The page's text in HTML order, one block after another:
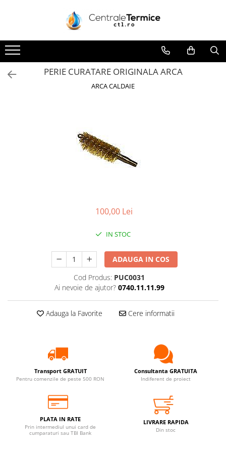
Toate Produsele
CONTAINERE SI CADRE MODULARE
CENTRALE TERMICE
GAZ CONDENSATIE
CAZANE LEMNE CU GAZEIFICARE
POMPE DE CALDURA AER-APA
POMPE DE CALDURA SOL-APA
AUTOMATIZARI
CU CONTROL PRIN INTERNET
AER CONDITIONAT SI CLIMATIZARE
PIESE DE SCHIMB
CUTII DISTRIBUITORI
DISTRIBUITORI
PERIE CURATARE ORIGINALA ARCA
ARCA CALDAIE
100,00 Lei
IN STOC
ADAUGA IN COS
Cod Produs: PUC0031
Ai nevoie de ajutor? 0740.11.11.99
Adauga la Favorite Cere informatii
Transport GRATUIT
Pentru comenzile de peste 500 RON
Consultanta GRATUITA
Indiferent de proiect
PLATA IN RATE
Prin intermediul unui card de
cumparaturi sau TBI Bank
LIVRARE RAPIDA
Din stoc